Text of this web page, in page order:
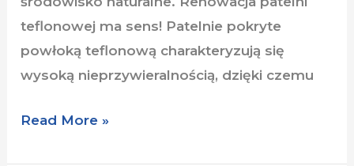
teflonowej ma sens! Patelnie pokryte
powłoką teflonową charakteryzują się
wysoką nieprzywieralnością, dzięki czemu
Read More »